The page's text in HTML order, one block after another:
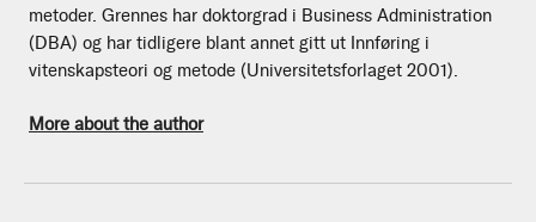
metoder. Grennes har doktorgrad i Business Administration
(DBA) og har tidligere blant annet gitt ut Innføring i
vitenskapsteori og metode (Universitetsforlaget 2001).
More about the author